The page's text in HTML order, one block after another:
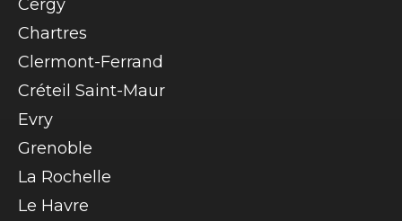
Cergy
Chartres
Clermont-Ferrand
Créteil Saint-Maur
Evry
Grenoble
La Rochelle
Le Havre